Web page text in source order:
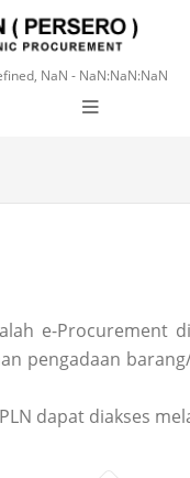
NaN - NaN:NaN:NaN
e-Procurement
pengadaan
dapat diakses